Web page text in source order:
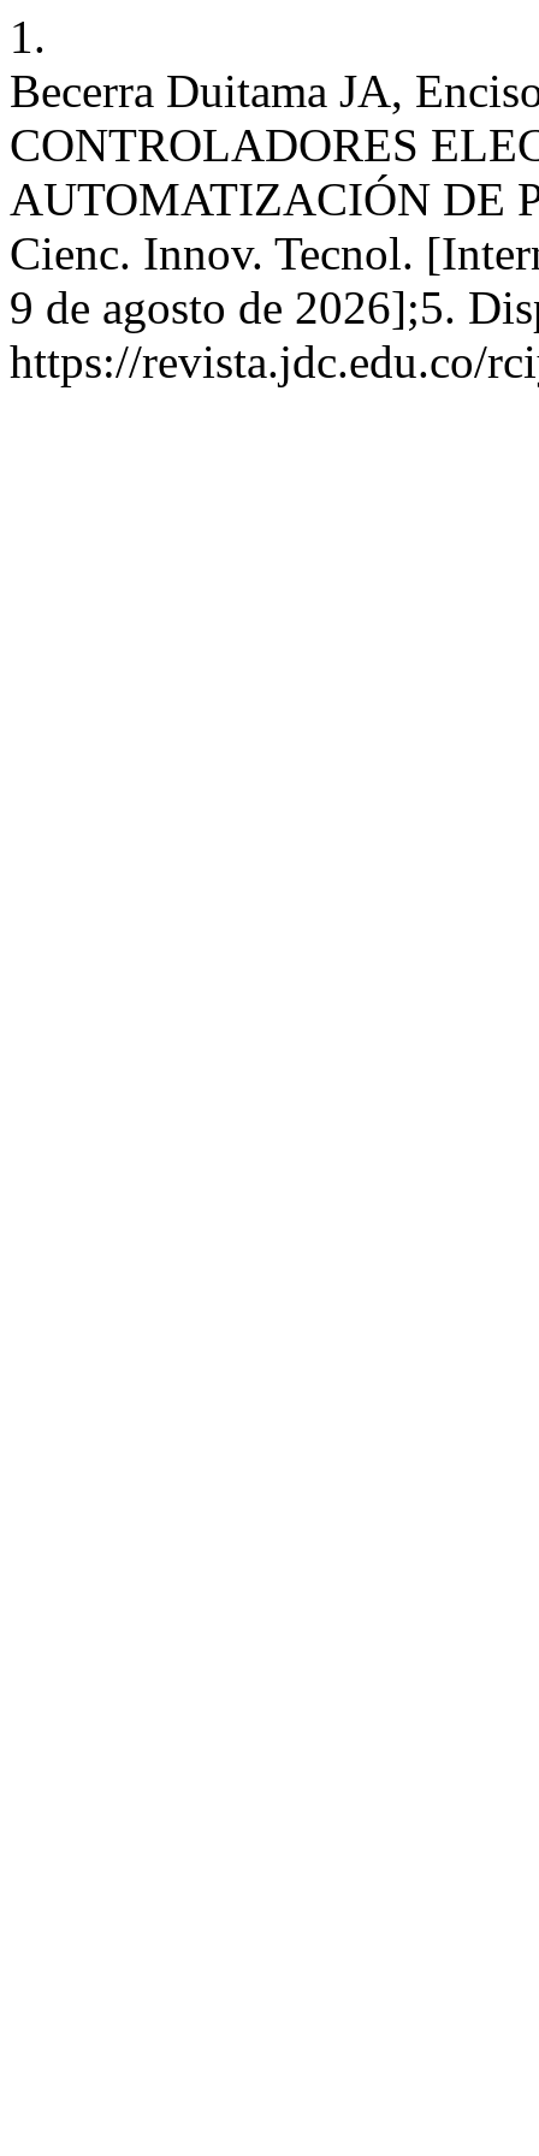
1.
Becerra Duitama JA,
CONTROLADORES
AUTOMATIZACIÓN DE
Cienc. Innov. Tecnol.
9 de agosto de 2026];5.
https://revista.jdc.edu.co/